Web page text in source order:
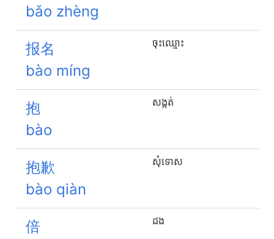
bǎo zhèng
报名
bào míng
ចុះ​ឈ្មោះ
抱
bào
សង្កត់
抱歉
bào qiàn
សុំទោស
倍
ដង